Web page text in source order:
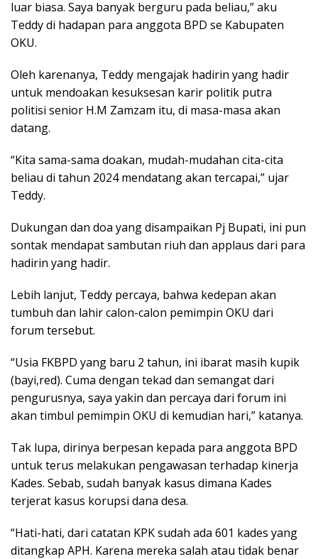
luar biasa. Saya banyak berguru pada beliau,” aku
Teddy di hadapan para anggota BPD se Kabupaten
OKU.
Oleh karenanya, Teddy mengajak hadirin yang hadir
untuk mendoakan kesuksesan karir politik putra
politisi senior H.M Zamzam itu, di masa-masa akan
datang.
“Kita sama-sama doakan, mudah-mudahan cita-cita
beliau di tahun 2024 mendatang akan tercapai,” ujar
Teddy.
Dukungan dan doa yang disampaikan Pj Bupati, ini pun
sontak mendapat sambutan riuh dan applaus dari para
hadirin yang hadir.
Lebih lanjut, Teddy percaya, bahwa kedepan akan
tumbuh dan lahir calon-calon pemimpin OKU dari
forum tersebut.
“Usia FKBPD yang baru 2 tahun, ini ibarat masih kupik
(bayi,red). Cuma dengan tekad dan semangat dari
pengurusnya, saya yakin dan percaya dari forum ini
akan timbul pemimpin OKU di kemudian hari,” katanya.
Tak lupa, dirinya berpesan kepada para anggota BPD
untuk terus melakukan pengawasan terhadap kinerja
Kades. Sebab, sudah banyak kasus dimana Kades
terjerat kasus korupsi dana desa.
“Hati-hati, dari catatan KPK sudah ada 601 kades yang
ditangkap APH. Karena mereka salah atau tidak benar